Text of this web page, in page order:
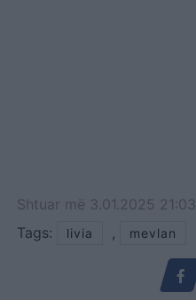
Shtuar më 3.01.2025 21:03
Tags:
livia , mevlan